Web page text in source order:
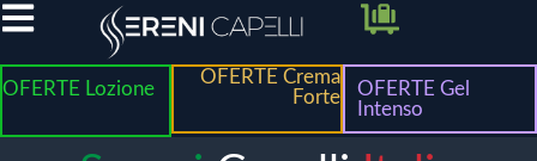
OFERTE Lozione
OFERTE Crema
Forte
OFERTE Gel
Intenso